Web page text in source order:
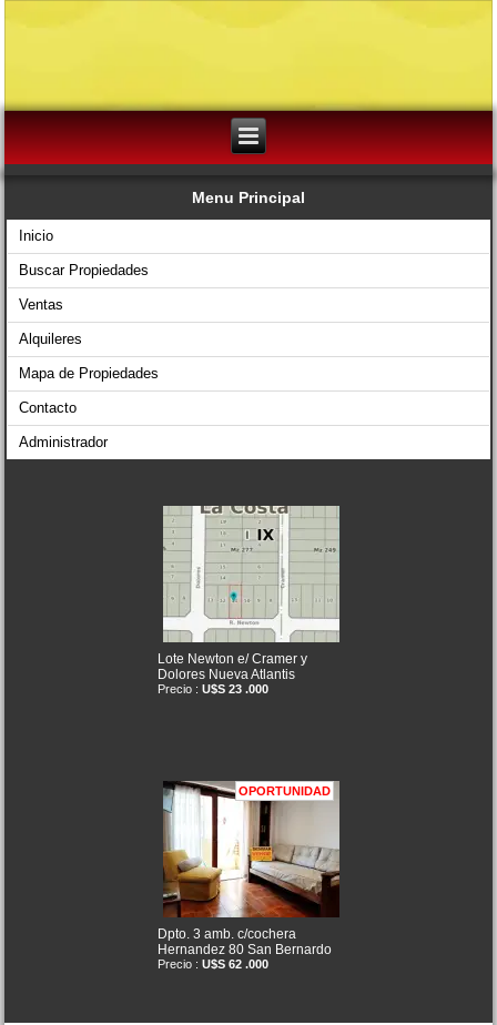
Menu Principal
Inicio
Buscar Propiedades
Ventas
Alquileres
Mapa de Propiedades
Contacto
Administrador
Lote Newton e/ Cramer y
Dolores Nueva Atlantis
Precio : U$S 23 .000
Dpto. 3 amb. c/cochera
Hernandez 80 San Bernardo
OPORTUNIDAD
Precio : U$S 62 .000